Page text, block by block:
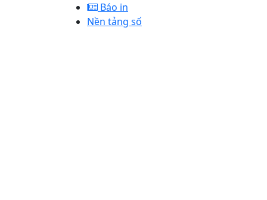
Báo in
Nền tảng số